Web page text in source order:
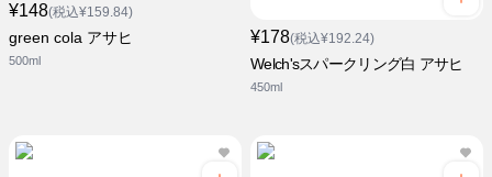
¥148(税込¥159.84)
green cola アサヒ
500ml
¥178(税込¥192.24)
Welch'sスパークリング白 アサヒ
450ml